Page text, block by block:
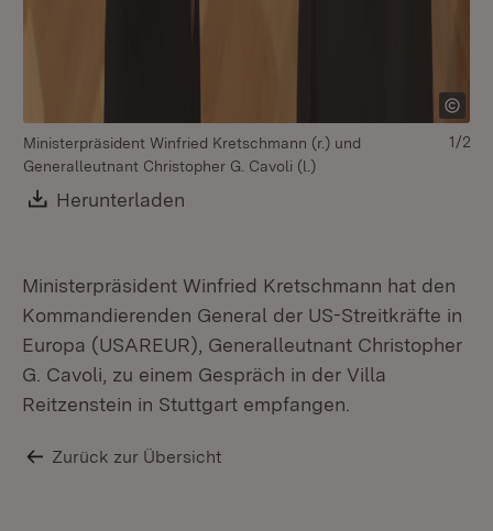
Ministerpräsident Winfried Kretschmann (r.) und
Generalleutnant Christopher G. Cavoli (l.)
Download:
Herunterladen
1/2
Ministerpräsident Winfried Kretschmann hat den
Kommandierenden General der US-Streitkräfte in
Europa (USAREUR), Generalleutnant Christopher
G. Cavoli, zu einem Gespräch in der Villa
Reitzenstein in Stuttgart empfangen.
Zurück zur Übersicht